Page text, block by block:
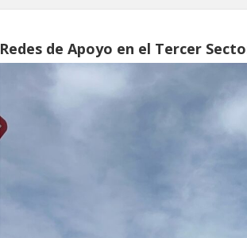
Redes de Apoyo en el Tercer